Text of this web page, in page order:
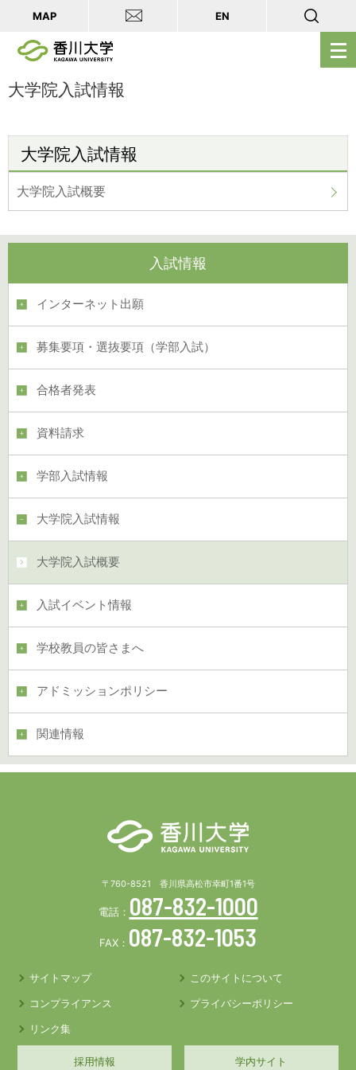
メ
ニ
く
MAP EN
大学院入試情報
大学院入試情報
大学院入試概要
入試情報
インターネット出願
募集要項・選抜要項（学部入試）
合格者発表
資料請求
学部入試情報
大学院入試情報
大学院入試概要
入試イベント情報
学校教員の皆さまへ
アドミッションポリシー
関連情報
〒760-8521 香川県高松市幸町1番1号
電話： 087-832-1000
FAX： 087-832-1053
サイトマップ
このサイトについて
コンプライアンス
プライバシーポリシー
リンク集
採用情報 学内サイト